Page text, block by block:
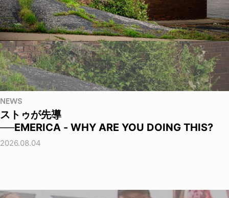
NEWS
ストゥが先導
──EMERICA - WHY ARE YOU DOING THIS?
2026.08.04